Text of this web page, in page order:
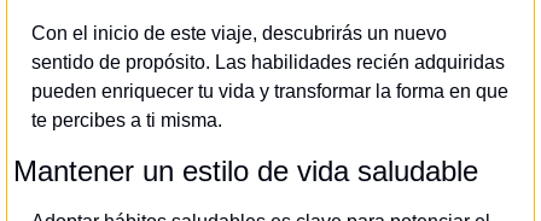
Con el inicio de este viaje, descubrirás un nuevo
sentido de propósito. Las habilidades recién adquiridas
pueden enriquecer tu vida y transformar la forma en que
te percibes a ti misma.
Mantener un estilo de vida saludable